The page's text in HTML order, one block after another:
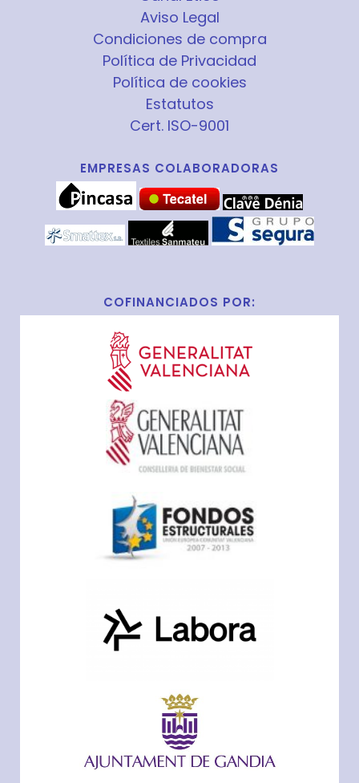
Aviso Legal
Condiciones de compra
Política de Privacidad
Política de cookies
Estatutos
Cert. ISO-9001
EMPRESAS COLABORADORAS
COFINANCIADOS POR: